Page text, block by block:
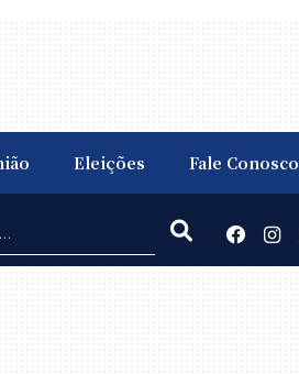
Eleições Fale Conosco